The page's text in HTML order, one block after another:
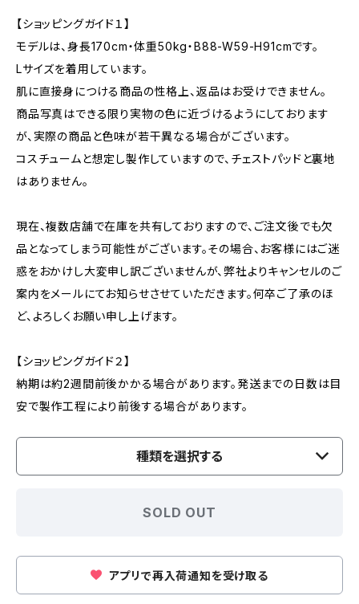
【ショッピングガイド１】
モデルは、身長170cm・体重50kg・B88-W59-H91cmです。
Lサイズを着用しています。
肌に直接身につける商品の性格上、返品はお受けできません。
商品写真はできる限り実物の色に近づけるようにしております
が、実際の商品と色味が若干異なる場合がございます。
コスチュームと想定し製作していますので、チェストパッドと裏地
はありません。
現在、複数店舗で在庫を共有しておりますので、ご注文後でも欠
品となってしまう可能性がございます。その場合、お客様にはご迷
惑をおかけし大変申し訳ございませんが、弊社よりキャンセルのご
案内をメールにてお知らせさせていただきます。何卒ご了承のほ
ど、よろしくお願い申し上げます。
【ショッピングガイド２】
納期は約2週間前後かかる場合があります。発送までの日数は目
安で製作工程により前後する場合があります。
種類を選択する
SOLD OUT
アプリで再入荷通知を受け取る